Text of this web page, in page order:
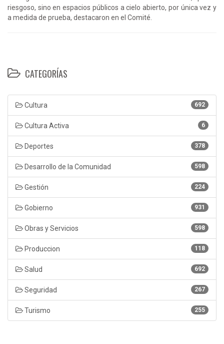
riesgoso, sino en espacios públicos a cielo abierto, por única vez y
a medida de prueba, destacaron en el Comité.
CATEGORÍAS
692
Cultura
6
Cultura Activa
378
Deportes
598
Desarrollo de la Comunidad
224
Gestión
931
Gobierno
598
Obras y Servicios
118
Produccion
692
Salud
267
Seguridad
255
Turismo